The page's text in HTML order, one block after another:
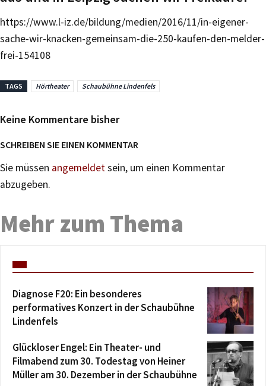
https://www.l-iz.de/bildung/medien/2016/11/in-eigener-
sache-wir-knacken-gemeinsam-die-250-kaufen-den-melder-
frei-154108
TAGS Hörtheater Schaubühne Lindenfels
Keine Kommentare bisher
SCHREIBEN SIE EINEN KOMMENTAR
Sie müssen angemeldetsein, um einen Kommentar
abzugeben.
Mehr zum Thema
Diagnose F20: Ein besonderes
performatives Konzert in der Schaubühne
Lindenfels
Glückloser Engel: Ein Theater- und
Filmabend zum 30. Todestag von Heiner
Müller am 30. Dezember in der Schaubühne